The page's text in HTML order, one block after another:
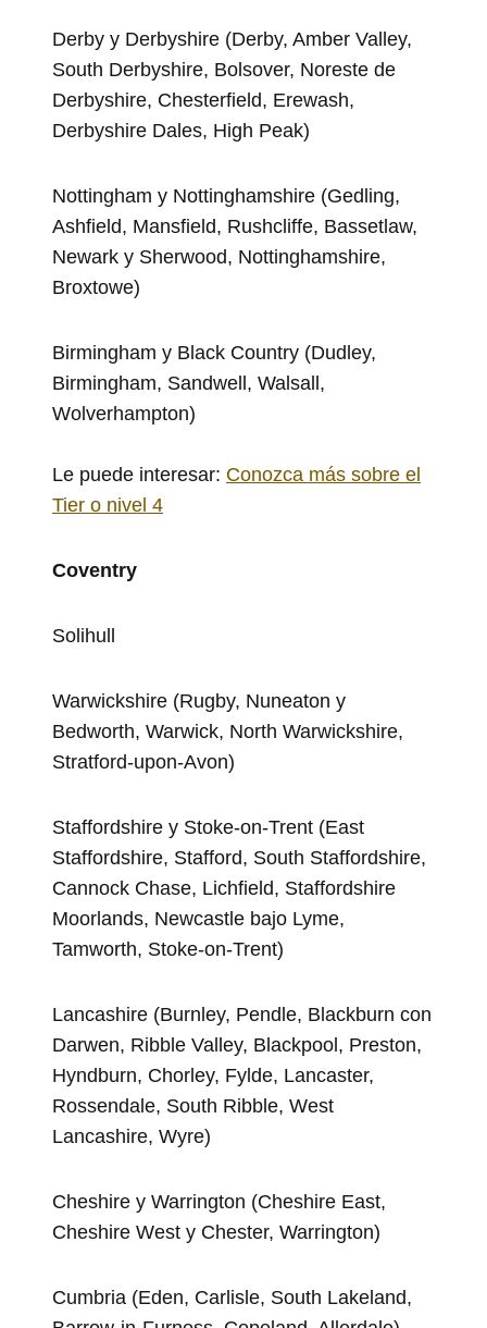
Derby y Derbyshire (Derby, Amber Valley,
South Derbyshire, Bolsover, Noreste de
Derbyshire, Chesterfield, Erewash,
Derbyshire Dales, High Peak)
Nottingham y Nottinghamshire (Gedling,
Ashfield, Mansfield, Rushcliffe, Bassetlaw,
Newark y Sherwood, Nottinghamshire,
Broxtowe)
Birmingham y Black Country (Dudley,
Birmingham, Sandwell, Walsall,
Wolverhampton)
Le puede interesar: Conozca más sobre el
Tier o nivel 4
Coventry
Solihull
Warwickshire (Rugby, Nuneaton y
Bedworth, Warwick, North Warwickshire,
Stratford-upon-Avon)
Staffordshire y Stoke-on-Trent (East
Staffordshire, Stafford, South Staffordshire,
Cannock Chase, Lichfield, Staffordshire
Moorlands, Newcastle bajo Lyme,
Tamworth, Stoke-on-Trent)
Lancashire (Burnley, Pendle, Blackburn con
Darwen, Ribble Valley, Blackpool, Preston,
Hyndburn, Chorley, Fylde, Lancaster,
Rossendale, South Ribble, West
Lancashire, Wyre)
Cheshire y Warrington (Cheshire East,
Cheshire West y Chester, Warrington)
Cumbria (Eden, Carlisle, South Lakeland,